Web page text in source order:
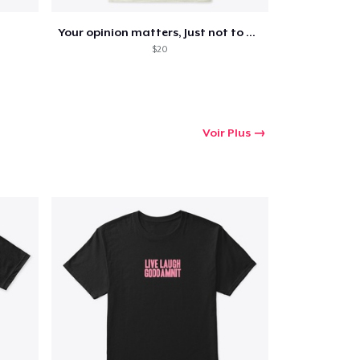
Your opinion matters, Just not to me!
$20
Voir Plus